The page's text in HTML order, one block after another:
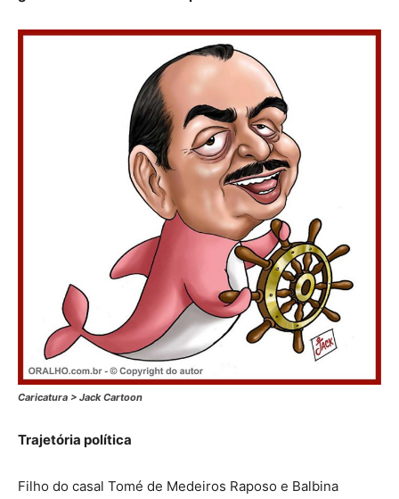
Caricatura > Jack Cartoon
Trajetória política
Filho do casal Tomé de Medeiros Raposo e Balbina